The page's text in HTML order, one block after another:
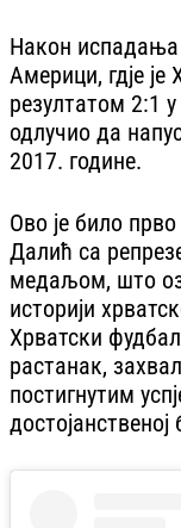
Након испадања
Америци, гдје
резултатом 2:1
одлучио да
2017. године.
Ово је било
Далић са
медаљом, што
историји
Хрватски
растанак,
постигнутим
достојанственој